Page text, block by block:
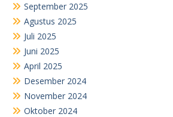
September 2025
Agustus 2025
Juli 2025
Juni 2025
April 2025
Desember 2024
November 2024
Oktober 2024